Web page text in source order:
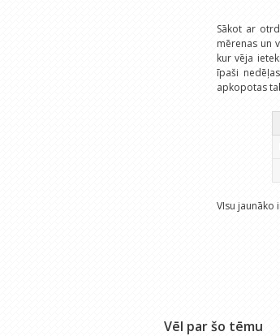
Sākot ar
mērenas un
kur vēja
īpaši
apkopotas
VIsu jaunāko
Vēl par šo tēmu